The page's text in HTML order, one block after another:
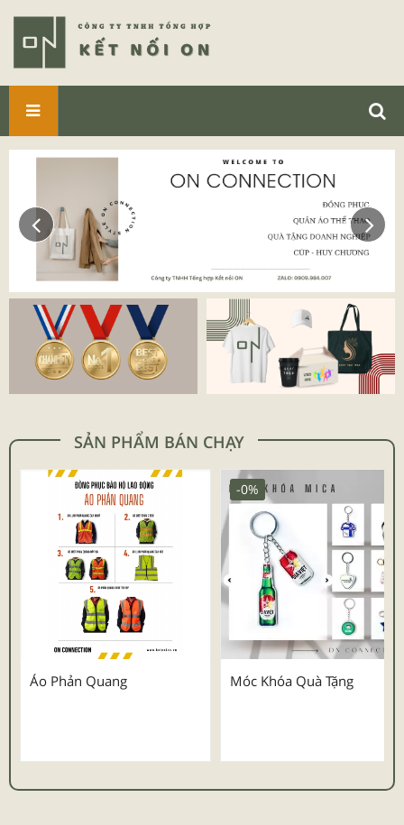
PHẨM
SẢN PHẨM BÁN CHẠY
Áo Phản Quang Móc Khóa Quà Tặng
-0%